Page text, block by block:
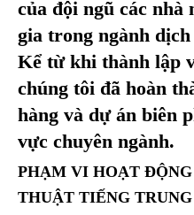
của đội ngũ các nhà
gia trong ngành
Kể từ khi thành lập
chúng tôi đã hoàn
hàng và dự án biên
vực chuyên ngành.
PHẠM VI HOẠT
THUẬT TIẾNG